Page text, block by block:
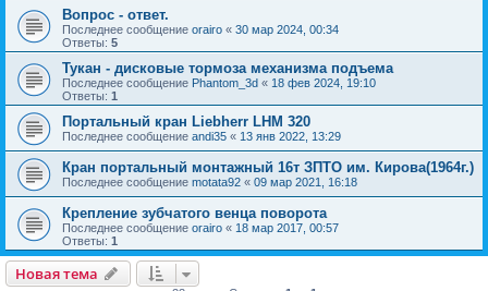
Вопрос - ответ.
Последнее сообщение orairo « 30 мар 2024, 00:34
Ответы: 5
Тукан - дисковые тормоза механизма подъема
Последнее сообщение Phantom_3d « 18 фев 2024, 19:10
Ответы: 1
Портальный кран Liebherr LHM 320
Последнее сообщение andi35 « 13 янв 2022, 13:29
Кран портальный монтажный 16т ЗПТО им. Кирова(1964г.)
Последнее сообщение motata92 « 09 мар 2021, 16:18
Крепление зубчатого венца поворота
Последнее сообщение orairo « 18 мар 2017, 00:57
Ответы: 1
Новая тема